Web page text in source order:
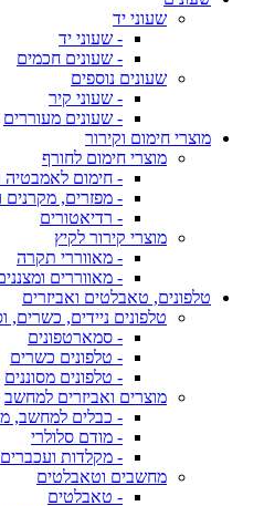
שעוני יד
- שעוני יד
- שעונים חכמים
שעונים נוספים
- שעוני קיר
- שעונים מעוררים
מוצרי חימום וקירור
מוצרי חימום לחורף
- חימום לאמבטיה
- מפזרים, מקרנים
- רדיאטורים
מוצרי קירור לקיץ
- מאווררי תקרה
- מאווררים
טלפונים, טאבלטים ואביזרים
טלפונים ניידים, כשרים,
- סמארטפונים
- טלפונים כשרים
- טלפונים מסוננים
מוצרים ואביזרים למחשב
- כבלים למחשב,
- מודם סלולרי
- מקלדות
מחשבים וטאבלטים
- טאבלטים